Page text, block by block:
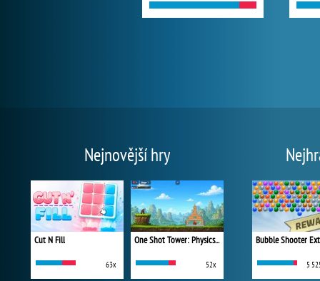
Nejnovější hry
Cut N Fill
63x
One Shot Tower: Physics Destroyer
52x
Bubble Shooter
5